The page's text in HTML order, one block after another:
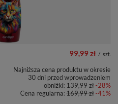
99,99 zł / szt.
Najniższa cena produktu w okresie
30 dni przed wprowadzeniem
obniżki:139,99 zł-28%
Cena regularna:169,99 zł-41%